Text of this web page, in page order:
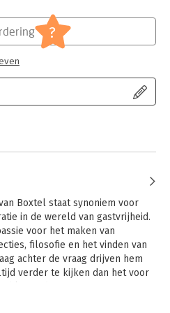
?
Boxtel staat synoniem voor
in de wereld van gastvrijheid.
voor het maken van
filosofie en het vinden van
achter de vraag drijven hem
verder te kijken dan het voor